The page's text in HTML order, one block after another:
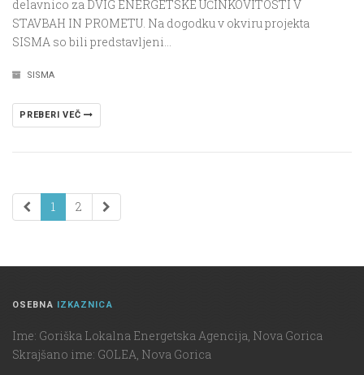
delavnico za DVIG ENERGETSKE UČINKOVITOSTI V
STAVBAH IN PROMETU. Na dogodku v okviru projekta
SISMA so bili predstavljeni…
SISMA
PREBERI VEČ
1 2
OSEBNA IZKAZNICA
Ime: Goriška Lokalna Energetska Agencija, Nova Gorica
Skrajšano ime: GOLEA, Nova Gorica